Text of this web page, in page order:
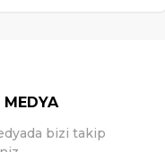
MEDYA
bizi takip